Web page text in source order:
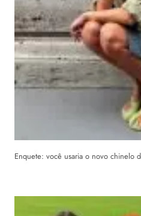
Enquete: você usaria o novo chinelo